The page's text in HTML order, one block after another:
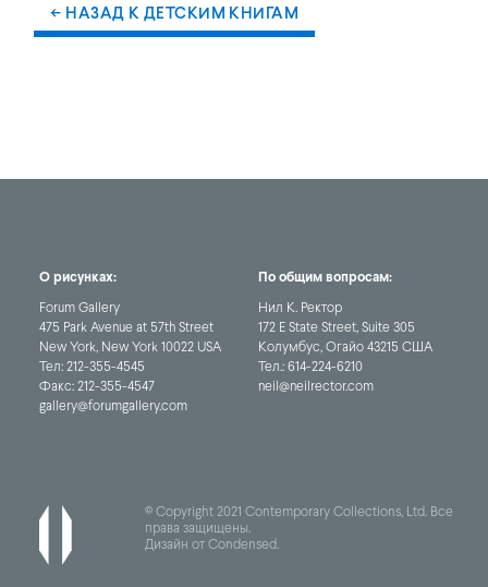
← НАЗАД К ДЕТСКИМ КНИГАМ
© Copyright 2021 Contemporary Collections, Ltd. Все
права защищены.
Дизайн от Condensed.
О рисунках:
Forum Gallery
475 Park Avenue at 57th Street
New York, New York 10022 USA
Тел:212-355-4545
Факс:212-355-4547
gallery@forumgallery.com
По общим вопросам:
Нил К. Ректор
172 E State Street, Suite 305
Колумбус, Огайо 43215 США
Тел.:614-224-6210
neil@neilrector.com